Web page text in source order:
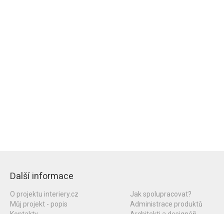
Další informace
O projektu interiery.cz
Můj projekt - popis
Jak spolupracovat?
Administrace produktů